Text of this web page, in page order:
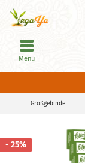
Menü
Großgebinde
- 25%